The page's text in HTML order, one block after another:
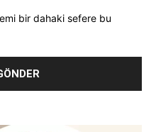
bir dahaki sefere bu